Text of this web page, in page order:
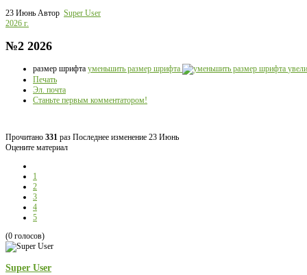
23 Июнь Автор Super User
2026 г.
№2 2026
размер шрифта уменьшить размер шрифта
Печать
Эл. почта
Станьте первым комментатором!
Прочитано 331 раз Последнее изменение 23 Июнь
Оцените материал
1
2
3
4
5
(0 голосов)
Super User